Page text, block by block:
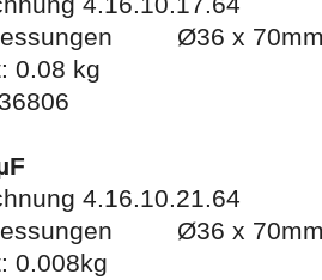
Ø36 x 70mm
0.08 kg
4.16.10.21.64
Ø36 x 70mm
0.008kg